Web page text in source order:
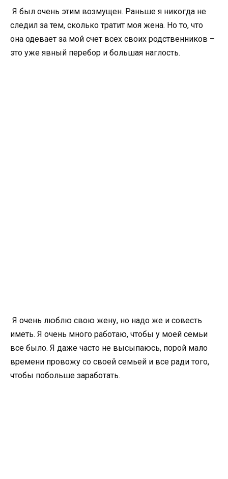
Я был очень этим возмущен. Раньше я никогда не
следил за тем, сколько тратит моя жена. Но то, что
она одевает за мой счет всех своих родственников –
это уже явный перебор и большая наглость.
Я очень люблю свою жену, но надо же и совесть
иметь. Я очень много работаю, чтобы у моей семьи
все было. Я даже часто не высыпаюсь, порой мало
времени провожу со своей семьей и все ради того,
чтобы побольше заработать.